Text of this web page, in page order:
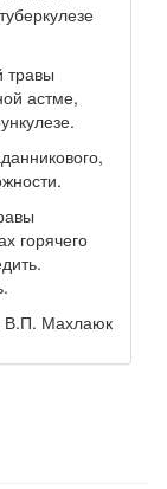
травы
астме,
горячего
В.П. Махлаюк